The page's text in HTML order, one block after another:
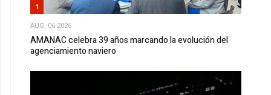
1
AUG, 06 2026
AMANAC celebra 39 años marcando la evolución del
agenciamiento naviero